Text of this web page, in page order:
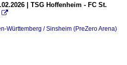
| TSG Hoffenheim - FC St.

Württemberg / Sinsheim (PreZero Arena)